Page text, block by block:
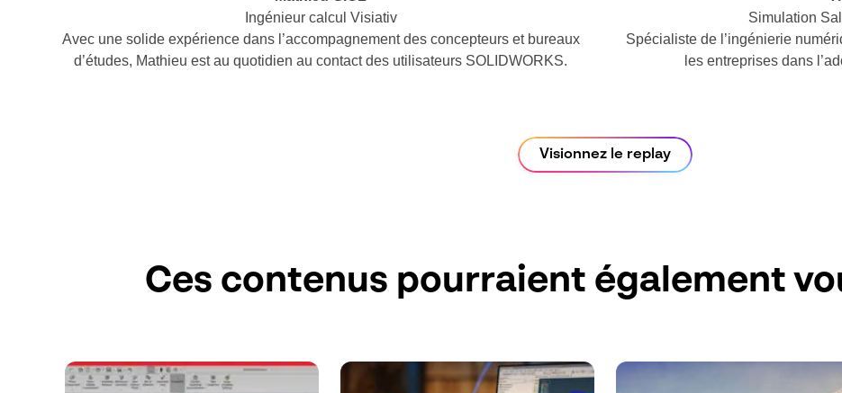
Ingénieur calcul Visiativ
Avec une solide expérience dans l’accompagnement des concepteurs et bureaux
d’études, Mathieu est au quotidien au contact des utilisateurs SOLIDWORKS.
Simulation
Spécialiste de l’ingénierie
les entreprises dans
Visionnez le replay
Ces contenus pourraient également